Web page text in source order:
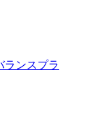
ランスプラ